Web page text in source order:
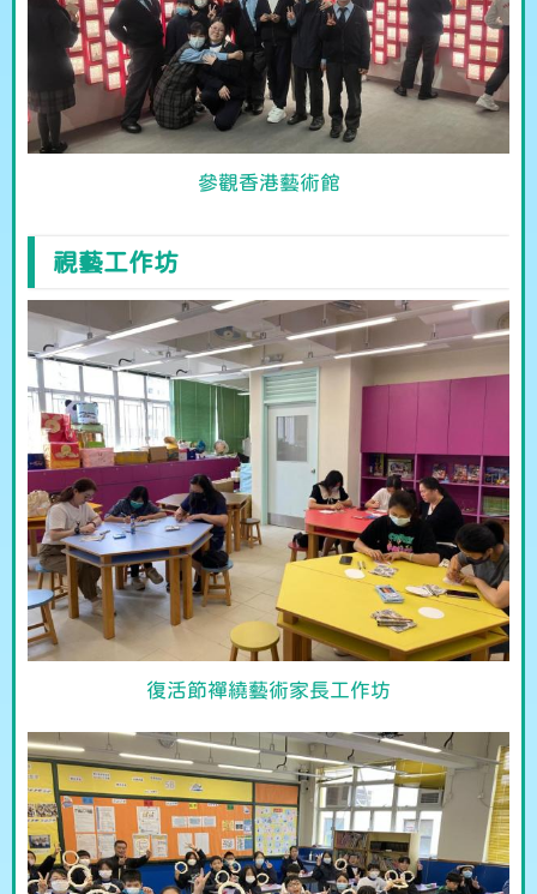
參觀香港藝術館
視藝工作坊
復活節襌繞藝術家長工作坊